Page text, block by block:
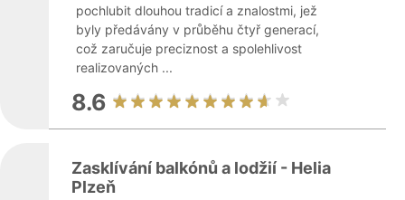
pochlubit dlouhou tradicí a znalostmi, jež
byly předávány v průběhu čtyř generací,
což zaručuje preciznost a spolehlivost
realizovaných ...
8.6
Zasklívání balkónů a lodžií - Helia
Plzeň